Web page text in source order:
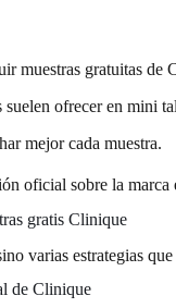
muestras gratuitas de
ofrecer en mini
mejor cada muestra.
oficial sobre la marca
gratis Clinique
varias estrategias
de Clinique